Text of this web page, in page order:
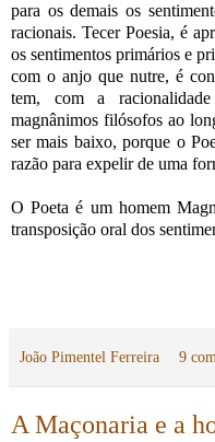
para os demais os
racionais. Tecer Poesia, é
os sentimentos primários e
com o anjo que nutre, é
tem, com a
magnânimos filósofos ao
ser mais baixo, porque o
razão para expelir de uma
O Poeta é um homem
transposição oral dos
João Pimentel Ferreira 9
A Maçonaria e a